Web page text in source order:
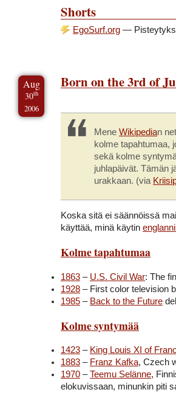
Shorts
EgoSurf.org —
Aug
30th
2006
Born on the 3rd of
Mene Wikipedian
kolme tapahtumaa,
sekä kolme
juhlapäivät. Tämän
urakkaan. (via
Koska sitä ei säännöissä
käyttää, minä käytin
Kolme tapahtumaa
1863 – U.S. Civil War: The
1928 – First color television
1985 – Back to the Future
Kolme syntymää
1423 – King Louis XI of
1883 – Franz Kafka, Czech
1970 –Teemu Selänne,
elokuvissaan, minunkin piti